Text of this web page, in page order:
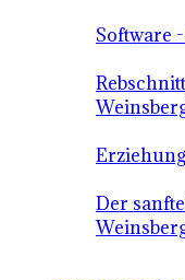
Software
Der